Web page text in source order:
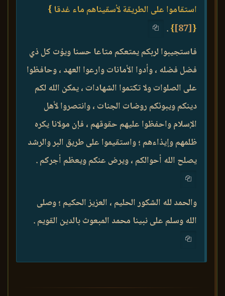
استقاموا على الطريقة لأسقيناهم ماء غدقا }
{
[87]
}
.
فاستجيبوا لربكم يمتعكم متاعا حسنا ويؤت كل ذي
فضل فضله ، وأدوا الأمانات وارعوا العهد ، وحافظوا
على الصلوات ولا تكتموا الشهادات ، يمكن الله لكم
دينكم ويبوئكم روضات الجنات ، وانتصروا لأهل
الإسلام واحفظوا عليهم حقوقهم ، فإن مولانا يكره
ظلمهم وإيذاءهم ؛ واستقيموا على طريق البر والرشد
يصلح الله أحوالكم ، ويرض عنكم ويعظم أجركم .
والحمد لله الشكور الحليم ، العزيز الحكيم ؛ وصلى
الله وسلم على نبينا محمد المبعوث بالدين القويم .